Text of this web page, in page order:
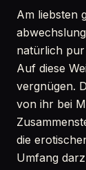
Am liebsten
natürlich
Auf diese
vergnügen.
von ihr bei
die
Umfang